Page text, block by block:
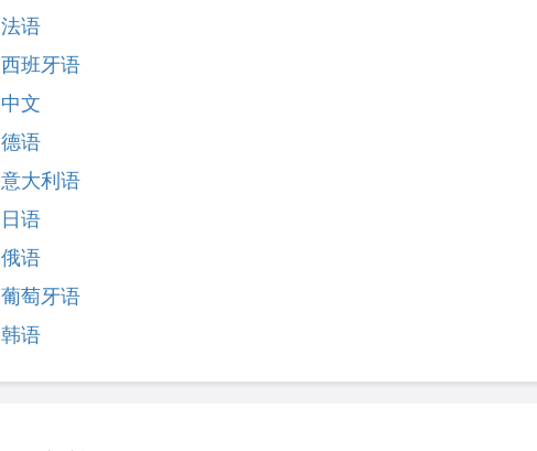
法语
西班牙语
中文
德语
意大利语
日语
俄语
葡萄牙语
韩语